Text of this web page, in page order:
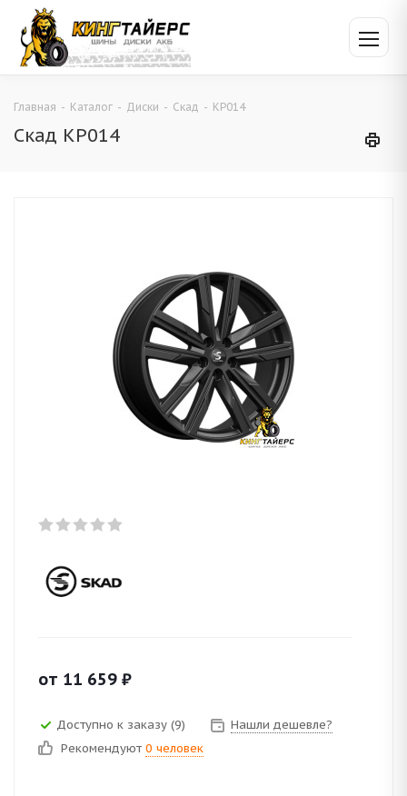
Главная - Каталог - Диски - Скад - КР014
Скад КР014
от 11 659 ₽
Доступно к заказу (9)
Нашли дешевле?
Рекомендуют 0 человек